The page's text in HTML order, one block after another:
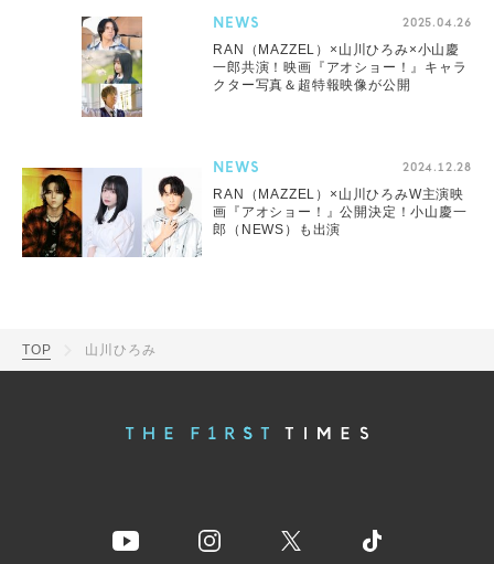
NEWS 2025.04.26
RAN（MAZZEL）×山川ひろみ×小山慶
一郎共演！映画『アオショー！』キャラ
クター写真＆超特報映像が公開
NEWS 2024.12.28
RAN（MAZZEL）×山川ひろみW主演映
画『アオショー！』公開決定！小山慶一
郎（NEWS）も出演
TOP 山川ひろみ